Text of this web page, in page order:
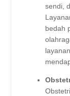
sendi,
bedah